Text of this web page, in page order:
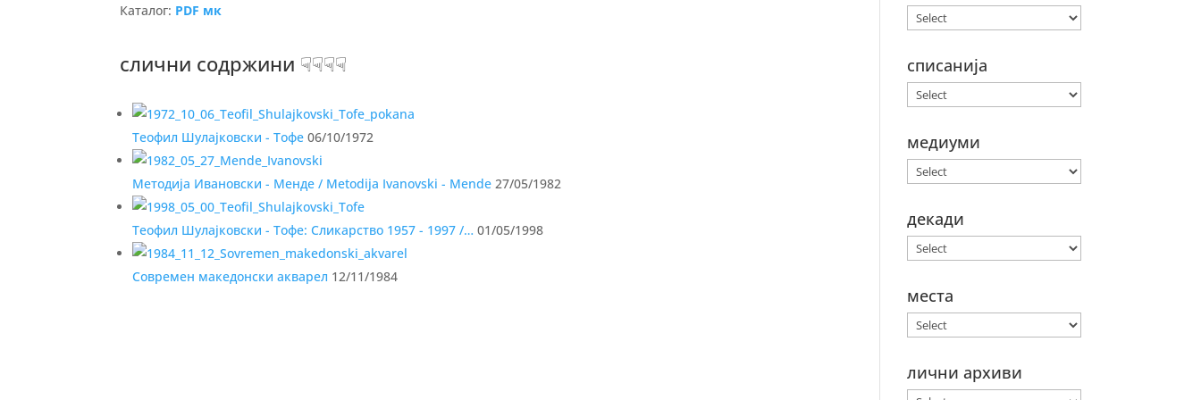
Каталог: PDF мк
слични содржини ☟☟☟☟
Теофил Шулајковски - Тофе 06/10/1972
Методија Ивановски - Менде / Metodija Ivanovski - Mende 27/05/1982
Теофил Шулајковски - Тофе: Сликарство 1957 - 1997 /… 01/05/1998
Современ македонски акварел 12/11/1984
списанија
медиуми
декади
места
лични архиви